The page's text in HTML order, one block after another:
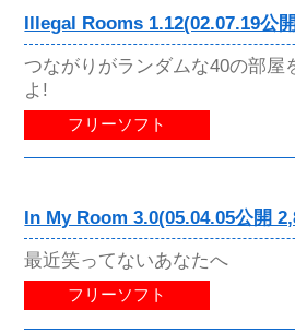
Illegal Rooms 1.12(02.07.19公
つながりがランダムな40の部屋
よ!
フリーソフト
In My Room 3.0(05.04.05公開
最近笑ってないあなたへ
フリーソフト